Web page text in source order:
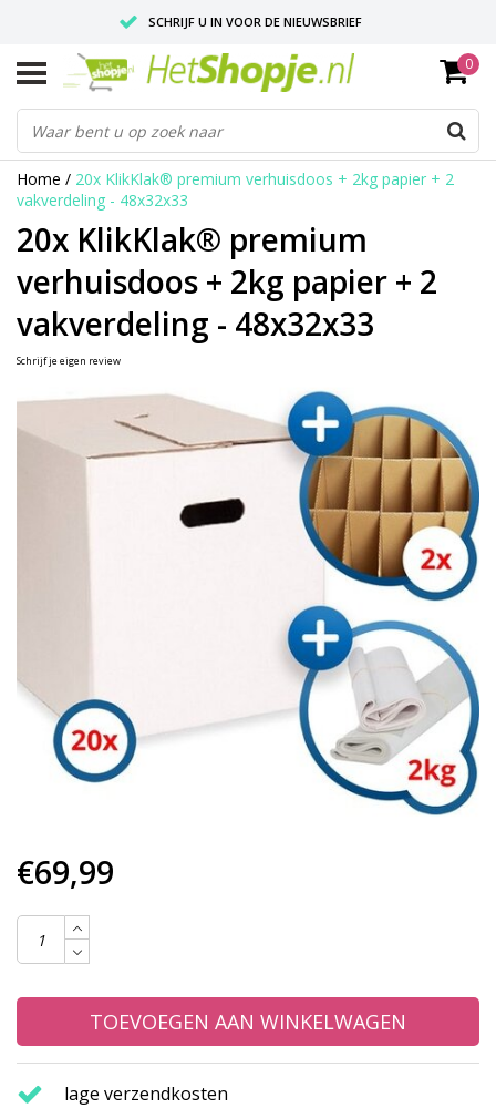
SCHRIJF U IN VOOR DE NIEUWSBRIEF
VOOR 18:00 BESTELD, IS ZELFDE DAG VERZONDEN
UITSTEKENDE PASVORM
0
Home / 20x KlikKlak® premium verhuisdoos + 2kg papier + 2
vakverdeling - 48x32x33
20x KlikKlak® premium
verhuisdoos + 2kg papier + 2
vakverdeling - 48x32x33
Schrijf je eigen review
€69,99
TOEVOEGEN AAN WINKELWAGEN
lage verzendkosten